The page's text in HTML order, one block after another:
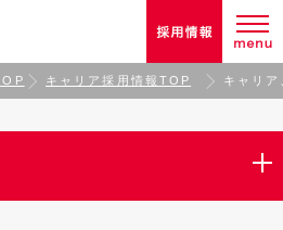
キャリア採用情報TOP キャリ